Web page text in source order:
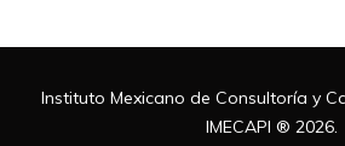
Normatividad Mexicana
Instituto Mexicano de Consultoría y
IMECAPI ® 2026.